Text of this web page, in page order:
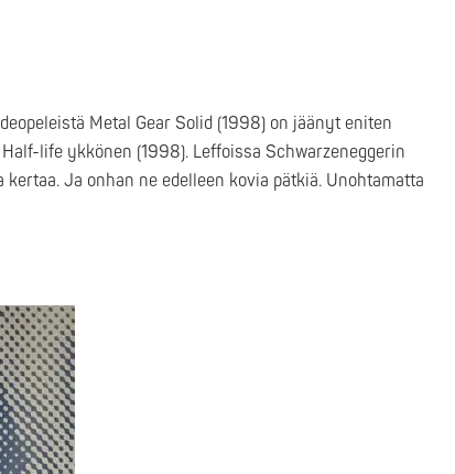
Metal Gear Solid (1998) on jäänyt eniten
life ykkönen (1998). Leffoissa Schwarzeneggerin
Ja onhan ne edelleen kovia pätkiä. Unohtamatta